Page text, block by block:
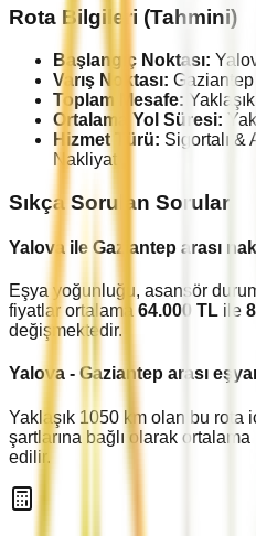
Rota Bilgileri (Tahmini)
Başlangıç Noktası:
Varış Noktası: Gaziantep
Toplam Mesafe: Yaklaşık
Ortalama Yol Süresi:
Hizmet Türü: Sigortalı &
Nakliyat
Sıkça Sorulan Sorular
Yalova ile Gaziantep arası
Eşya yoğunluğu, asansör
fiyatlar ortalama 64.000 TL ile
değişmektedir.
Yalova - Gaziantep arası
Yaklaşık 1050 km olan bu rota
şartlarına bağlı olarak ortalama
edilir.